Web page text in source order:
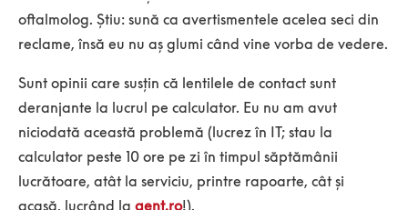
oftalmolog. Știu: sună ca avertismentele acelea seci din
reclame, însă eu nu aș glumi când vine vorba de vedere.
Sunt opinii care susțin că lentilele de contact sunt
deranjante la lucrul pe calculator. Eu nu am avut
niciodată această problemă (lucrez în IT; stau la
calculator peste 10 ore pe zi în timpul săptămânii
lucrătoare, atât la serviciu, printre rapoarte, cât și
acasă, lucrând la gent.ro!).